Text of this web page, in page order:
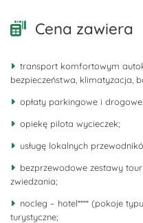
Cena zawiera
transport komfortowym
bezpieczeństwa, klimatyzacja,
opłaty parkingowe i drogowe;
opiekę pilota wycieczek;
usługę lokalnych
bezprzewodowe zestawy
zwiedzania;
nocleg – hotel**** (pokoje
turystyczne;